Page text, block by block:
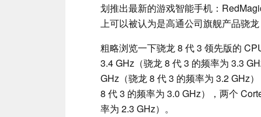
划推出最新的游戏智能手机：
上可以被认为是高通公司旗舰产品骁龙
粗略浏览一下骁龙 8 代 3 领先版的
3.4 GHz（骁龙 8 代 3 的频率为 3.3
GHz（骁龙 8 代 3 的频率为 3.2 GHz
8 代 3 的频率为 3.0 GHz），两个
率为 2.3 GHz）。